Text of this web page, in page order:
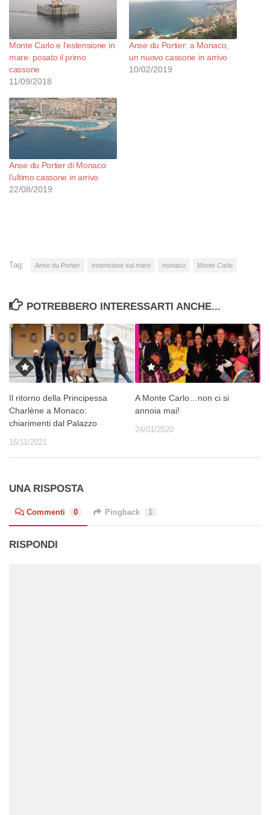
Monte Carlo e l’estensione in
mare: posato il primo
cassone
11/09/2018
Anse du Portier: a Monaco,
un nuovo cassone in arrivo
10/02/2019
Anse du Portier di Monaco:
l’ultimo cassone in arrivo
22/08/2019
Tag: Anse du Portier estensione sul mare monaco Monte Carlo
POTREBBERO INTERESSARTI ANCHE...
Il ritorno della Principessa
Charlène a Monaco:
chiarimenti dal Palazzo
16/11/2021
A Monte Carlo…non ci si
annoia mai!
24/01/2020
UNA RISPOSTA
Commenti 0 Pingback 1
RISPONDI